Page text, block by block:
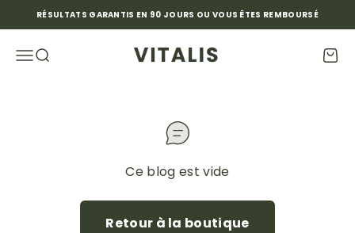
Passer au contenu
RÉSULTATS GARANTIS EN 90 JOURS OU VOUS ÊTES REMBOURSÉ
Ouvrir la navigation
Ouvrir la rechercheVitalis Officiel Voir
Ce blog est vide
Retour à la boutique